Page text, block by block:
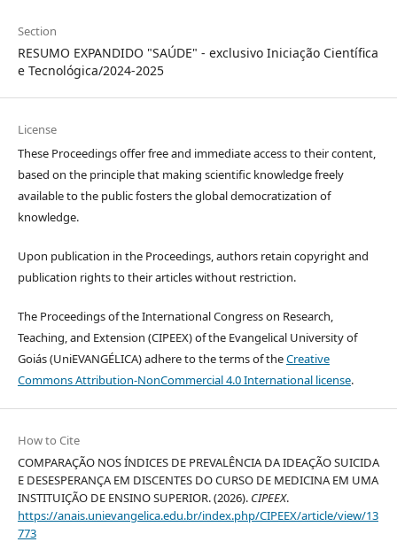
Section
RESUMO EXPANDIDO "SAÚDE" - exclusivo Iniciação Científica
e Tecnológica/2024-2025
License
These Proceedings offer free and immediate access to their content,
based on the principle that making scientific knowledge freely
available to the public fosters the global democratization of
knowledge.
Upon publication in the Proceedings, authors retain copyright and
publication rights to their articles without restriction.
The Proceedings of the International Congress on Research,
Teaching, and Extension (CIPEEX) of the Evangelical University of
Goiás (UniEVANGÉLICA) adhere to the terms of theCreative
Commons Attribution-NonCommercial 4.0 International license.
How to Cite
COMPARAÇÃO NOS ÍNDICES DE PREVALÊNCIA DA IDEAÇÃO SUICIDA
E DESESPERANÇA EM DISCENTES DO CURSO DE MEDICINA EM UMA
INSTITUIÇÃO DE ENSINO SUPERIOR. (2026). CIPEEX.
https://anais.unievangelica.edu.br/index.php/CIPEEX/article/view/13
773